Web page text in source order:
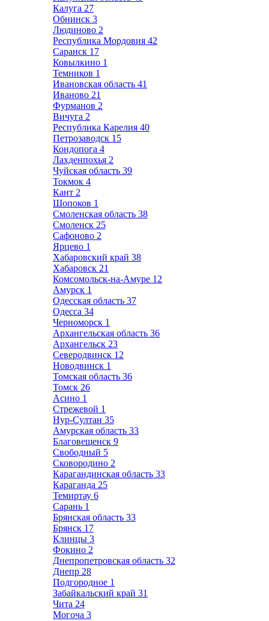
Калуга 27
Обнинск 3
Людиново 2
Республика Мордовия 42
Саранск 17
Ковылкино 1
Темников 1
Ивановская область 41
Иваново 21
Фурманов 2
Вичуга 2
Республика Карелия 40
Петрозаводск 15
Кондопога 4
Лахденпохья 2
Чуйская область 39
Токмок 4
Кант 2
Шопоков 1
Смоленская область 38
Смоленск 25
Сафоново 2
Ярцево 1
Хабаровский край 38
Хабаровск 21
Комсомольск-на-Амуре 12
Амурск 1
Одесская область 37
Одесса 34
Черноморск 1
Архангельская область 36
Архангельск 23
Северодвинск 12
Новодвинск 1
Томская область 36
Томск 26
Асино 1
Стрежевой 1
Нур-Султан 35
Амурская область 33
Благовещенск 9
Свободный 5
Сковородино 2
Карагандинская область 33
Караганда 25
Темиртау 6
Сарань 1
Брянская область 33
Брянск 17
Клинцы 3
Фокино 2
Днепропетровская область 32
Днепр 28
Подгородное 1
Забайкальский край 31
Чита 24
Могоча 3